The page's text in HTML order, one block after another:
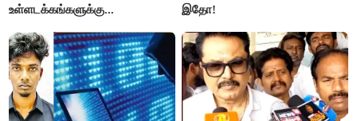
உள்ளடக்கங்களுக்கு...
இதோ!